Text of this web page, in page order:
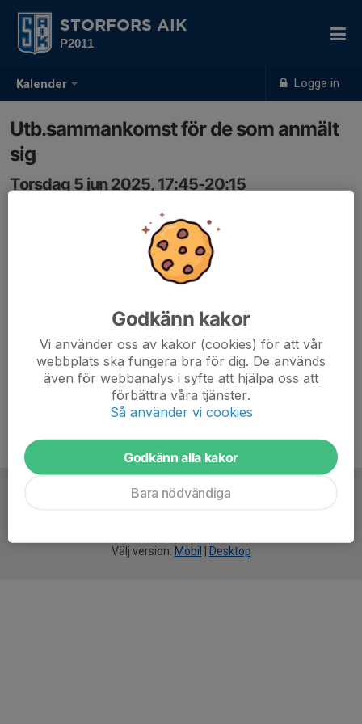
Kalender Logga in
STORFORS AIK
P2011
Utb.sammankomst för de som anmält
sig
Torsdag 5 jun 2025, 17:45-20:15
Utb.sammankomst med praktik och teori - 2h
(Distriktsträff). Plats Öjebyn. Anmälan via NFF.
Välj version: Mobil Desktop
Godkänn kakor
Vi använder oss av kakor (cookies) för att vår
webbplats ska fungera bra för dig. De används
även för webbanalys i syfte att hjälpa oss att
förbättra våra tjänster.
Så använder vi cookies
Godkänn alla kakor
Bara nödvändiga